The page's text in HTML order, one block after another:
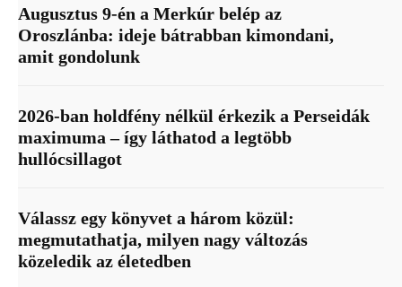
Augusztus 9-én a Merkúr belép az
Oroszlánba: ideje bátrabban kimondani,
amit gondolunk
2026-ban holdfény nélkül érkezik a Perseidák
maximuma – így láthatod a legtöbb
hullócsillagot
Válassz egy könyvet a három közül:
megmutathatja, milyen nagy változás
közeledik az életedben